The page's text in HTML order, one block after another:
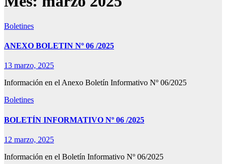
Boletines
ANEXO BOLETIN Nº 06 /2025
13 marzo, 2025
Información en el Anexo Boletín Informativo Nº 06/2025
Boletines
BOLETÍN INFORMATIVO Nº 06 /2025
12 marzo, 2025
Información en el Boletín Informativo Nº 06/2025